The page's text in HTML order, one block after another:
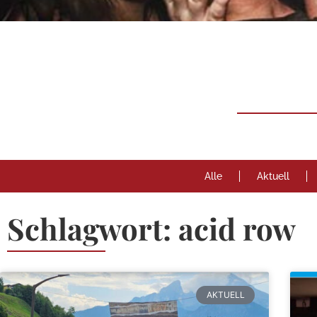
Berchtesgaden
Alle Aktuell
Schlagwort: acid row
AKTUELL